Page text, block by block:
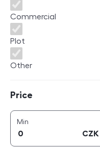
Commercial
Plot
Other
Price
Min
CZK